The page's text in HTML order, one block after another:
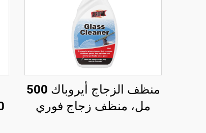
منظف الزجاج أيروباك 500
مل، منظف زجاج فوري